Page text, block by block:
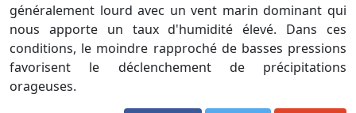
généralement lourd avec un vent marin dominant qui
nous apporte un taux d'humidité élevé. Dans ces
conditions, le moindre rapproché de basses pressions
favorisent le déclenchement de précipitations
orageuses.